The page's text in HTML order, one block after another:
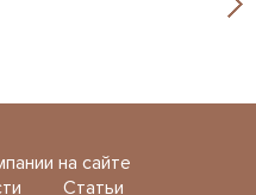
на сайте
Статьи